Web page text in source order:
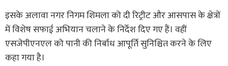
इसके अलावा नगर निगम शिमला को दी रिट्रीट और आसपास के क्षेत्रों
में विशेष सफाई अभियान चलाने के निर्देश दिए गए हैं। वहीं
एसजेपीएनएल को पानी की निर्बाध आपूर्ति सुनिश्चित करने के लिए
कहा गया है।